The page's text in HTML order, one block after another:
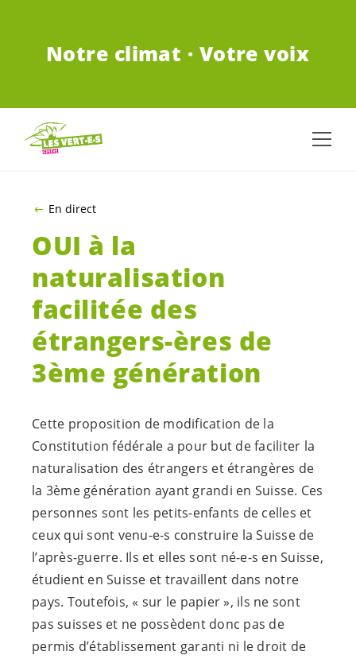
Notre climat · Votre voix
En direct
OUI à la
naturalisation
facilitée des
étrangers-ères de
3ème génération
Cette proposition de modification de la
Constitution fédérale a pour but de faciliter la
naturalisation des étrangers et étrangères de
la 3ème génération ayant grandi en Suisse. Ces
personnes sont les petits-enfants de celles et
ceux qui sont venu-e-s construire la Suisse de
l’après-guerre. Ils et elles sont né-e-s en Suisse,
étudient en Suisse et travaillent dans notre
pays. Toutefois, « sur le papier », ils ne sont
pas suisses et ne possèdent donc pas de
permis d’établissement garanti ni le droit de